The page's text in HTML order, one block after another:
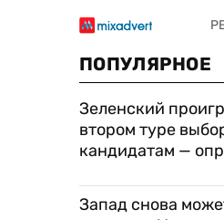
ПОПУЛЯРНОЕ
Зеленский
втором туре
кандидатам —
Запад снова